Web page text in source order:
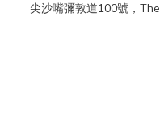
尖沙嘴彌敦道100號，